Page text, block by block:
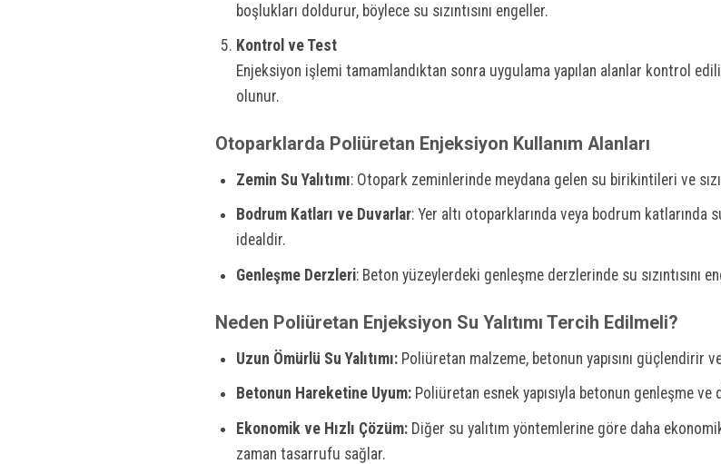
boşlukları doldurur, böylece su sızıntısını engeller.
Kontrol ve Test
Enjeksiyon işlemi tamamlandıktan sonra uygulama yapılan alanlar kontrol edilir
olunur.
Otoparklarda Poliüretan Enjeksiyon Kullanım Alanları
Zemin Su Yalıtımı: Otopark zeminlerinde meydana gelen su birikintileri ve
Bodrum Katları ve Duvarlar: Yer altı otoparklarında veya bodrum katlarında
idealdir.
Genleşme Derzleri: Beton yüzeylerdeki genleşme derzlerinde su sızıntısını
Neden Poliüretan Enjeksiyon Su Yalıtımı Tercih Edilmeli?
Uzun Ömürlü Su Yalıtımı:Poliüretan malzeme, betonun yapısını güçlendirir
Betonun Hareketine Uyum:Poliüretan esnek yapısıyla betonun genleşme ve
Ekonomik ve Hızlı Çözüm:Diğer su yalıtım yöntemlerine göre daha
zaman tasarrufu sağlar.